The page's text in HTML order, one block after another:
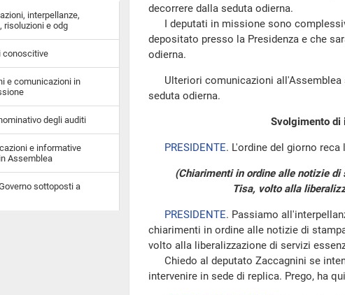
interpellanze,
risoluzioni e odg
conoscitive
e comunicazioni in
degli auditi
e informative
Assemblea
sottoposti a
decorrere dalla seduta odierna.
I deputati in missione sono
depositato presso la Presidenza e che
odierna.
Ulteriori comunicazioni all'Assemblea
seduta odierna.
Svolgimento di
PRESIDENTE. L'ordine del giorno
(Chiarimenti in ordine alle notizie
Tisa, volto alla
PRESIDENTE. Passiamo
chiarimenti in ordine alle notizie di
volto alla liberalizzazione di servizi
Chiedo al deputato Zaccagnini se
intervenire in sede di replica. Prego, ha